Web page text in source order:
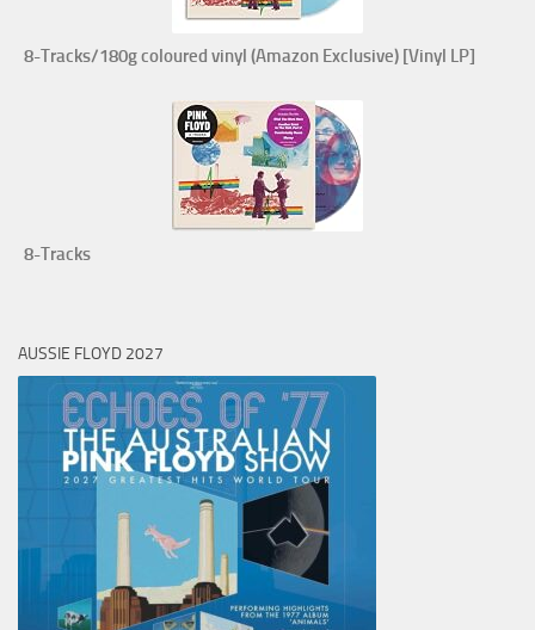
8-Tracks/180g coloured vinyl (Amazon Exclusive) [Vinyl LP]
8-Tracks
AUSSIE FLOYD 2027